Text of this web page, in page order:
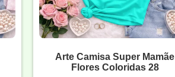
Arte Camisa Super Mamãe
Flores Coloridas 28